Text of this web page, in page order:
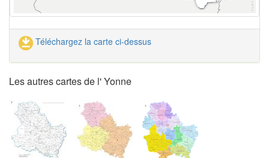
Téléchargez la carte ci-dessus
Les autres cartes de l' Yonne